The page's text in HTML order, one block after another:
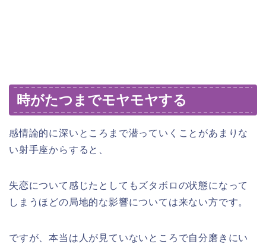
時がたつまでモヤモヤする
感情論的に深いところまで潜っていくことがあまりな
い射手座からすると、
失恋について感じたとしてもズタボロの状態になって
しまうほどの局地的な影響については来ない方です。
ですが、本当は人が見ていないところで自分磨きにい